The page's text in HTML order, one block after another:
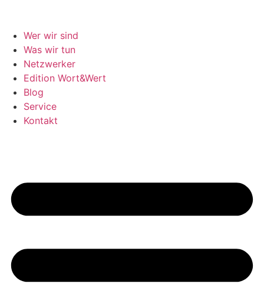
Wer wir sind
Was wir tun
Netzwerker
Edition Wort&Wert
Blog
Service
Kontakt